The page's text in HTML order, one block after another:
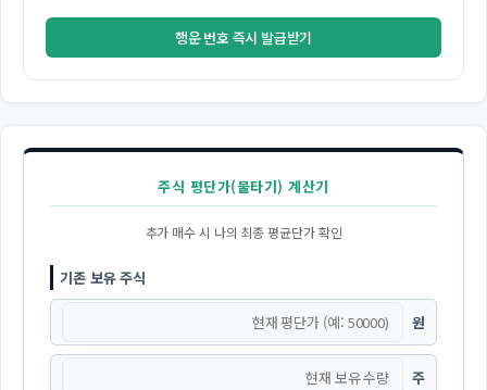
행운 번호 즉시 발급받기
주식 평단가(물타기) 계산기
추가 매수 시 나의 최종 평균단가 확인
기존 보유 주식
원
주